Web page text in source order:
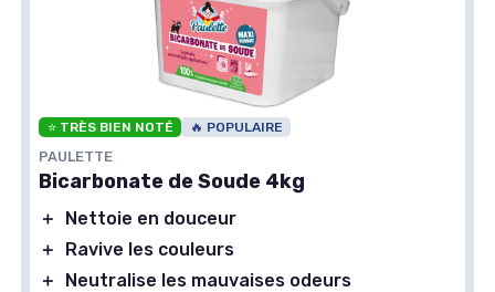
⭐ TRÈS BIEN NOTÉ 🔥 POPULAIRE
PAULETTE
Bicarbonate de Soude 4kg
＋
Nettoie en douceur
＋
Ravive les couleurs
＋
Neutralise les mauvaises odeurs